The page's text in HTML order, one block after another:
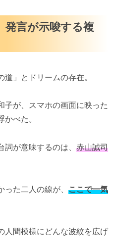
発言が示唆する複
」とドリームの存在。
子が、スマホの画面に映った
べた。
が意味するのは、 赤山誠司
た二人の線が、 ここで一気
人間模様にどんな波紋を広げ